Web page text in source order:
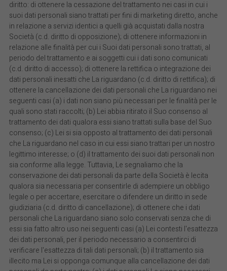
diritto: di ottenere la cessazione del trattamento nei casi in cui i
suoi dati personali siano trattati per fini di marketing diretto, anche
in relazione a servizi identici a quelli già acquistati dalla nostra
Società (c.d. diritto di opposizione); di ottenere informazioni in
relazione alle finalità per cui i Suoi dati personali sono trattati, al
periodo del trattamento e ai soggetti cui i dati sono comunicati
(c.d. diritto di accesso); di ottenere la rettifica o integrazione dei
dati personali inesatti che La riguardano (c.d. diritto di rettifica); di
ottenere la cancellazione dei dati personali che La riguardano nei
seguenti casi (a) i dati non siano più necessari per le finalità per le
quali sono stati raccolti; (b) Lei abbia ritirato il Suo consenso al
trattamento dei dati qualora essi siano trattati sulla base del Suo
consenso; (c) Lei si sia opposto al trattamento dei dati personali
che La riguardano nel caso in cui essi siano trattari per un nostro
legittimo interesse; o (d) il trattamento dei suoi dati personali non
sia conforme alla legge. Tuttavia, Le segnaliamo che la
conservazione dei dati personali da parte della Società è lecita
qualora sia necessaria per consentirle di adempiere un obbligo
legale o per accertare, esercitare o difendere un diritto in sede
giudiziaria (c.d. diritto di cancellazione); di ottenere che i dati
personali che La riguardano siano solo conservati senza che di
essi sia fatto altro uso nei seguenti casi (a) Lei contesti l'esattezza
dei dati personali, per il periodo necessario a consentirci di
verificare l'esattezza di tali dati personali; (b) il trattamento sia
illecito ma Lei si opponga comunque alla cancellazione dei dati